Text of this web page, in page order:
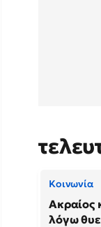
Κοινωνία
Ακραίος
λόγω